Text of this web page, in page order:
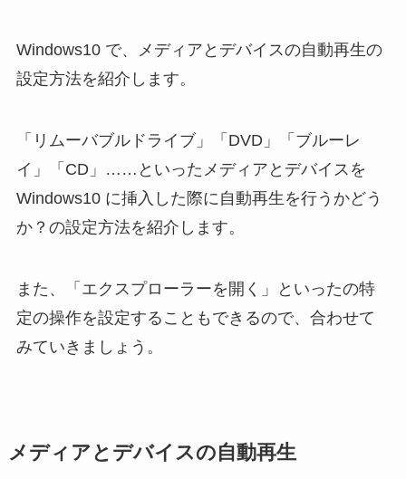
Windows10 で、メディアとデバイスの自動再生の
設定方法を紹介します。
「リムーバブルドライブ」「DVD」「ブルーレ
イ」「CD」……といったメディアとデバイスを
Windows10 に挿入した際に自動再生を行うかどう
か？の設定方法を紹介します。
また、「エクスプローラーを開く」といったの特
定の操作を設定することもできるので、合わせて
みていきましょう。
メディアとデバイスの自動再生